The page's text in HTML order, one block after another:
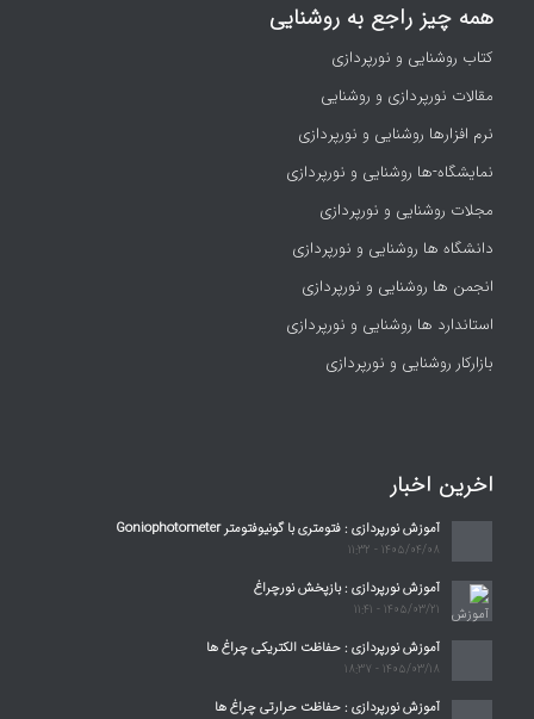
همه چیز راجع به روشنایی
کتاب روشنایی و نورپردازی
مقالات نورپردازی و روشنایی
نرم افزارها روشنایی و نورپردازی
نمایشگاه-ها روشنایی و نورپردازی
مجلات روشنایی و نورپردازی
دانشگاه ها روشنایی و نورپردازی
انجمن ها روشنایی و نورپردازی
استاندارد ها روشنایی و نورپردازی
بازارکار روشنایی و نورپردازی
اخرین اخبار
آموزش نورپردازی : فتومتری با گونیوفتومتر Goniophotometer
1405/04/08 - 11:32
آموزش نورپردازی : بازپخش نورچراغ
1405/03/21 - 11:41
آموزش نورپردازی : حفاظت الکتریکی چراغ ها
1405/03/18 - 18:37
آموزش نورپردازی : حفاظت حرارتی چراغ ها